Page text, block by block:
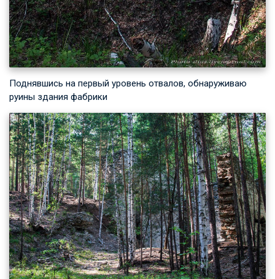
Поднявшись на первый уровень отвалов, обнаруживаю
руины здания фабрики